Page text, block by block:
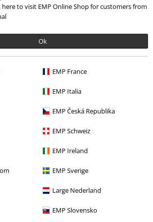
here to visit EMP Online Shop for customers from
Ok
EMP France
EMP Italia
EMP Česká Republika
EMP Schweiz
EMP Ireland
EMP Sverige
Large Nederland
EMP Slovensko
Core Metalcore
Vinyl
Order UK Ltd må behandle mine